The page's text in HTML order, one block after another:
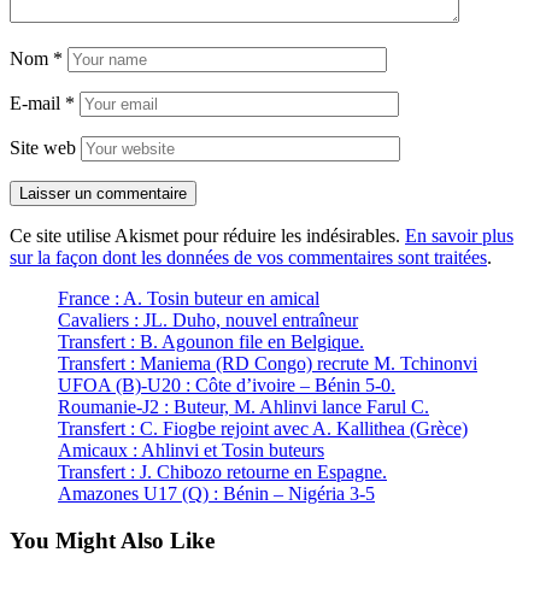
Nom *
E-mail *
Site web
Ce site utilise Akismet pour réduire les indésirables. En savoir plus
sur la façon dont les données de vos commentaires sont traitées.
France : A. Tosin buteur en amical
Cavaliers : JL. Duho, nouvel entraîneur
Transfert : B. Agounon file en Belgique.
Transfert : Maniema (RD Congo) recrute M. Tchinonvi
UFOA (B)-U20 : Côte d’ivoire – Bénin 5-0.
Roumanie-J2 : Buteur, M. Ahlinvi lance Farul C.
Transfert : C. Fiogbe rejoint avec A. Kallithea (Grèce)
Amicaux : Ahlinvi et Tosin buteurs
Transfert : J. Chibozo retourne en Espagne.
Amazones U17 (Q) : Bénin – Nigéria 3-5
You Might Also Like